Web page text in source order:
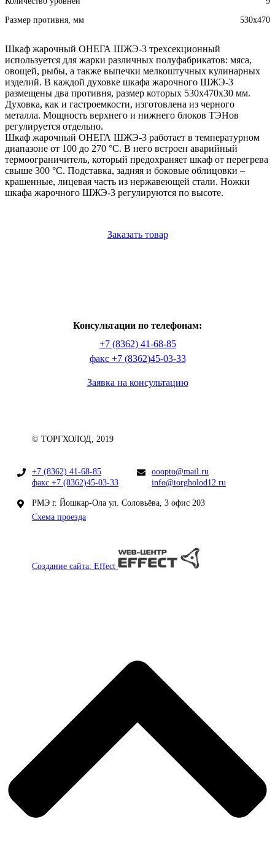
Размер противня, мм 530x470
Шкаф жарочный ОНЕГА ШЖЭ-3 трехсекционный
используется для жарки различных полуфабрикатов: мяса,
овощей, рыбы, а также выпечки мелкоштучных кулинарных
изделий. В каждой духовке шкафа жарочного ШЖЭ-3
размещены два противня, размер которых 530x470x30 мм.
Духовка, как и гастроемкости, изготовлена из черного
металла. Мощность верхнего и нижнего блоков ТЭНов
регулируется отдельно.
Шкаф жарочный ОНЕГА ШЖЭ-3 работает в температурном
диапазоне от 100 до 270 °С. В него встроен аварийный
термоограничитель, который предохраняет шкаф от перегрева
свыше 300 °С. Подставка, задняя и боковые облицовки –
крашенные, лицевая часть из нержавеющей стали. Ножки
шкафа жарочного ШЖЭ-3 регулируются по высоте.
Заказать товар
Консультации по телефонам:
+7 (8362) 41-68-85
факс +7 (8362)45-03-33
Заявка на консультацию
© ТОРГХОЛОД, 2019
+7 (8362) 41-68-85
факс +7 (8362)45-03-33
ooopto@mail.ru
info@torgholod12.ru
РМЭ г. Йошкар-Ола ул. Соловьёва, 3 офис 203
Схема проезда
Создание сайта: Effect